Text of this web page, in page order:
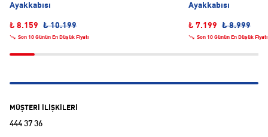
Ayakkabısı
₺ 8.159 ₺ 10.199
Son 10 Günün En Düşük Fiyatı
Ayakkabısı
₺ 7.199 ₺ 8.999
Son 10 Günün En Düşük Fiyatı
MÜŞTERİ İLİŞKİLERİ
444 37 36